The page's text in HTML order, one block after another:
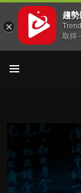
趨勢
取得